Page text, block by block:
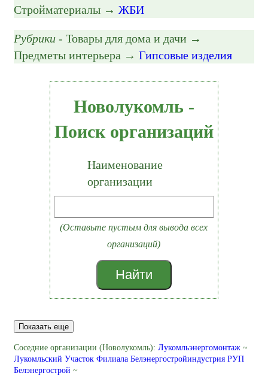
Стройматериалы →ЖБИ
Рубрики - Товары для дома и дачи →
Предметы интерьера →Гипсовые изделия
Новолукомль -
Поиск организаций
Наименование
организации
(Оставьте пустым для вывода всех
организаций)
Найти
Показать еще
Соседние организации (Новолукомль):Лукомльэнергомонтаж ~
Лукомльский Участок Филиала Белэнергостройиндустрия РУП
Белэнергострой ~